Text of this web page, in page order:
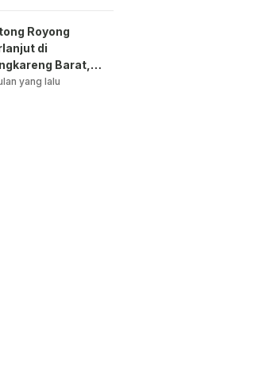
Royong
di
Barat,
Air
yang lalu